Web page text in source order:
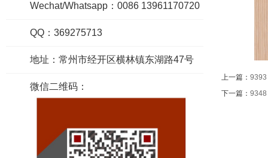
Wechat/Whatsapp：0086 13961170720
QQ：369275713
地址：常州市经开区横林镇东湖路47号
微信二维码：
上一篇： 9393
下一篇： 9348